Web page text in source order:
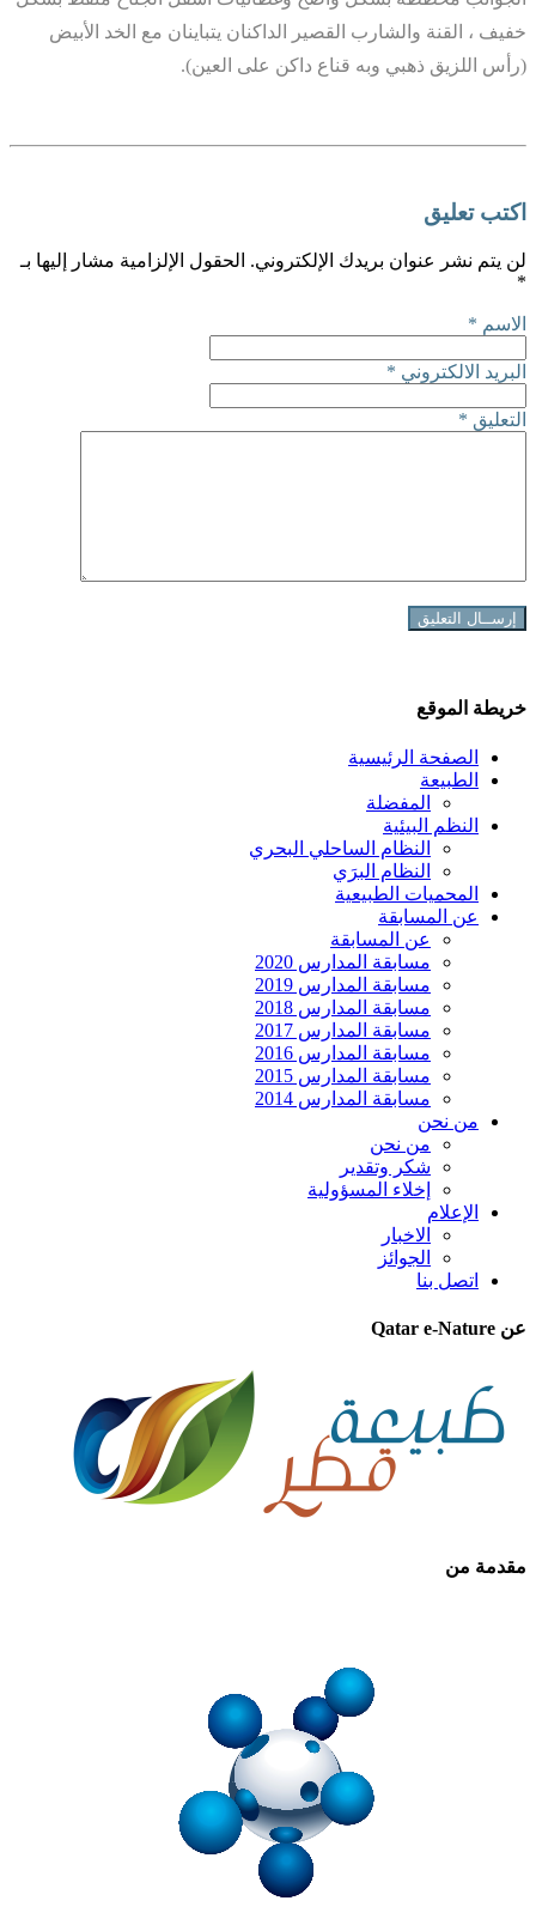
خفيف ، القنة والشارب القصير الداكنان يتباينان مع الخد الأبيض
(رأس اللزيق ذهبي وبه قناع داكن على العين).
اكتب تعليق
لن يتم نشر عنوان بريدك الإلكتروني. الحقول الإلزامية مشار إليها بـ
*
الاسم *
البريد الالكتروني *
التعليق *
خريطة الموقع
الصفحة الرئيسية
الطبيعة
المفضلة
النظم البيئية
النظام الساحلي البحري
النظام البرَي
المحميات الطبيعية
عن المسابقة
عن المسابقة
مسابقة المدارس 2020
مسابقة المدارس 2019
مسابقة المدارس 2018
مسابقة المدارس 2017
مسابقة المدارس 2016
مسابقة المدارس 2015
مسابقة المدارس 2014
من نحن
من نحن
شكر وتقدير
إخلاء المسؤولية
الإعلام
الاخبار
الجوائز
اتصل بنا
عن Qatar e-Nature
مقدمة من